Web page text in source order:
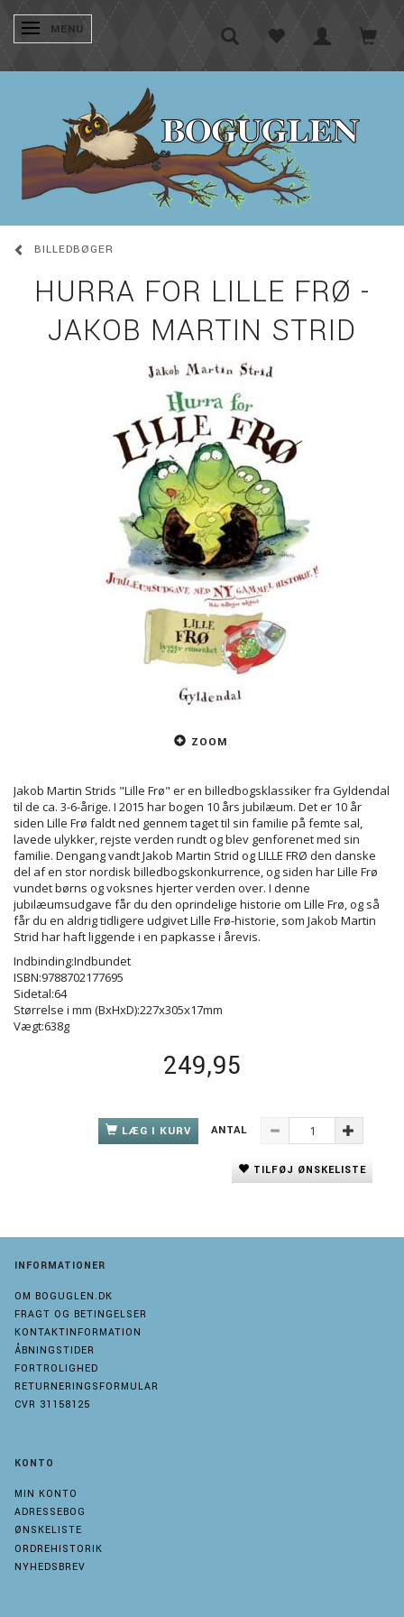
SKIFTE NAVIGATION
MENU
BILLEDBØGER
HURRA FOR LILLE FRØ -
JAKOB MARTIN STRID
ZOOM
Jakob Martin Strids "Lille Frø" er en billedbogsklassiker fra Gyldendal
til de ca. 3-6-årige. I 2015 har bogen 10 års jubilæum. Det er 10 år
siden Lille Frø faldt ned gennem taget til sin familie på femte sal,
lavede ulykker, rejste verden rundt og blev genforenet med sin
familie. Dengang vandt Jakob Martin Strid og LILLE FRØ den danske
del af en stor nordisk billedbogskonkurrence, og siden har Lille Frø
vundet børns og voksnes hjerter verden over. I denne
jubilæumsudgave får du den oprindelige historie om Lille Frø, og så
får du en aldrig tidligere udgivet Lille Frø-historie, som Jakob Martin
Strid har haft liggende i en papkasse i årevis.
Indbinding:Indbundet
ISBN:9788702177695
Sidetal:64
Størrelse i mm (BxHxD):227x305x17mm
Vægt:638g
249,95
LÆG I KURV ANTAL
TILFØJ ØNSKELISTE
INFORMATIONER
OM BOGUGLEN.DK
FRAGT OG BETINGELSER
KONTAKTINFORMATION
ÅBNINGSTIDER
FORTROLIGHED
RETURNERINGSFORMULAR
CVR 31158125
KONTO
MIN KONTO
ADRESSEBOG
ØNSKELISTE
ORDREHISTORIK
NYHEDSBREV